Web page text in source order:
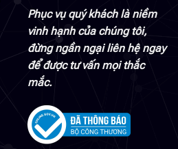
Phục vụ quý khách là niềm
vinh hạnh của chúng tôi,
đừng ngần ngại liên hệ ngay
để được tư vấn mọi thắc
mắc.